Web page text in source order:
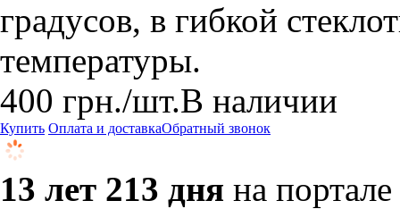
градусов, в гибкой
температуры.
400 грн./шт.В наличии
Купить Оплата и доставкаОбратный звонок
13 лет 213 дня на портале